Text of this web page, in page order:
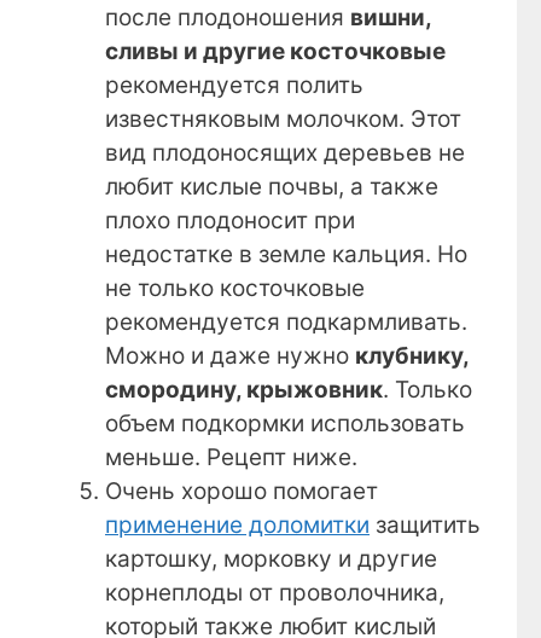
после плодоношения вишни,
сливы и другие косточковые
рекомендуется полить
известняковым молочком. Этот
вид плодоносящих деревьев не
любит кислые почвы, а также
плохо плодоносит при
недостатке в земле кальция. Но
не только косточковые
рекомендуется подкармливать.
Можно и даже нужно клубнику,
смородину, крыжовник. Только
объем подкормки использовать
меньше. Рецепт ниже.
Очень хорошо помогает
применение доломитки защитить
картошку, морковку и другие
корнеплоды от проволочника,
который также любит кислый